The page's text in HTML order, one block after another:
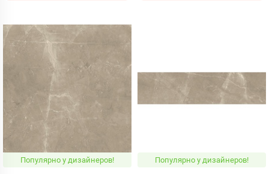
Популярно у дизайнеров! Популярно у дизайнеров!